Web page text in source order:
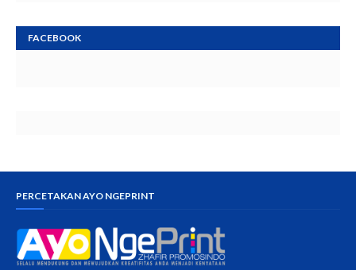
FACEBOOK
PERCETAKAN AYO NGEPRINT